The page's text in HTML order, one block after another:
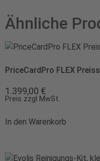
Ähnliche
PriceCardPro FLEX
1.399,00 €
Preis zzgl MwSt.
In den Warenkorb